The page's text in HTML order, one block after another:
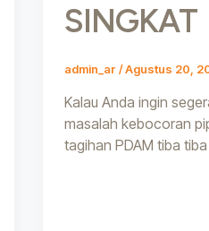
SINGKAT
admin_ar/Agustus 20,
Kalau Anda ingin
masalah kebocoran
tagihan PDAM tiba